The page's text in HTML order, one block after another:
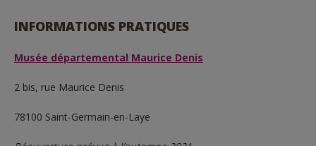
INFORMATIONS PRATIQUES
Musée départemental Maurice Denis
2 bis, rue Maurice Denis
78100 Saint-Germain-en-Laye